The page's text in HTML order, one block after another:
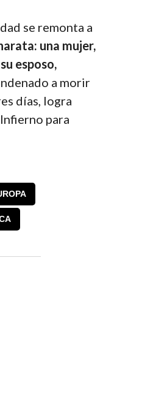
se remonta a
una mujer,
esposo,
a morir
días, logra
para